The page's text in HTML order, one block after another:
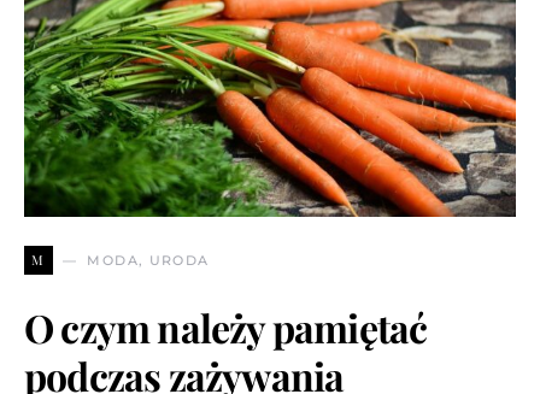
M MODA, URODA
O czym należy pamiętać
podczas zażywania